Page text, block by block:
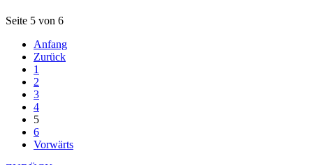
Seite 5 von 6
Anfang
Zurück
1
2
3
4
5
6
Vorwärts